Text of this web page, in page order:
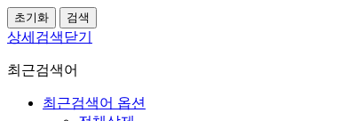
상세검색닫기
최근검색어
최근검색어 옵션